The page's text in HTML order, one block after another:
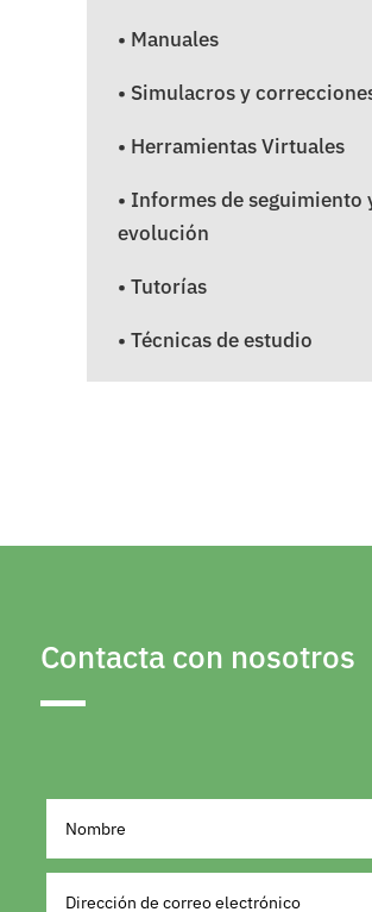
• Manuales
• Simulacros y
• Herramientas Virtuales
• Informes de seguimiento
evolución
• Tutorías
• Técnicas de estudio
Contacta con nosotros